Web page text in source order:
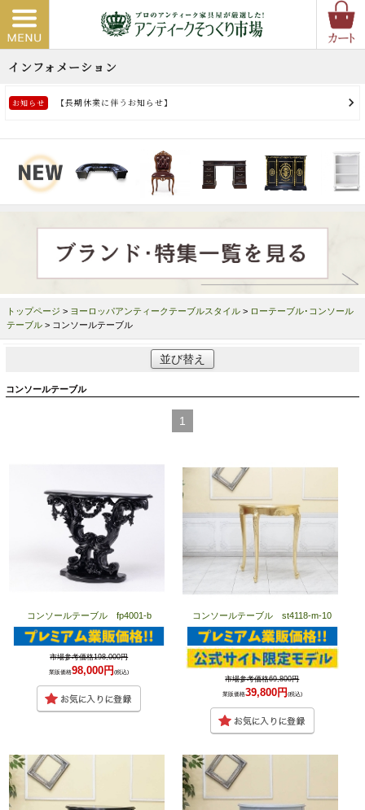
トップページ > ヨーロッパアンティークテーブルスタイル > ローテーブル･コンソール
テーブル > コンソールテーブル
並び替え
コンソールテーブル
1
コンソールテーブル fp4001-b
市場参考価格198,000円
業販価格98,000円(税込)
コンソールテーブル st4118-m-10
市場参考価格69,800円
業販価格39,800円 (税込)